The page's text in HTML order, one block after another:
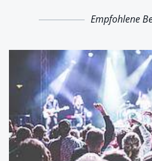
Empfohlene